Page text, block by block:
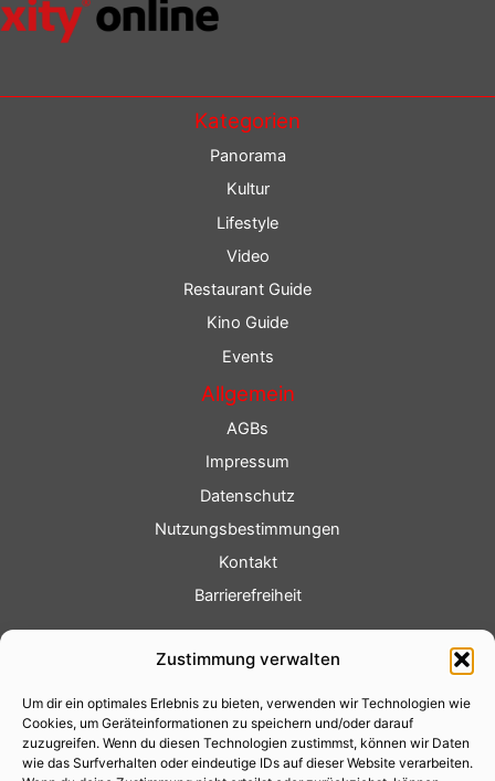
Zustimmung verwalten
Um dir ein optimales Erlebnis zu bieten, verwenden wir Technologien wie
Cookies, um Geräteinformationen zu speichern und/oder darauf
zuzugreifen. Wenn du diesen Technologien zustimmst, können wir Daten
wie das Surfverhalten oder eindeutige IDs auf dieser Website verarbeiten.
Kategorien
Panorama
Kultur
Lifestyle
Video
Restaurant Guide
Kino Guide
Events
Allgemein
AGBs
Impressum
Datenschutz
Nutzungsbestimmungen
Kontakt
Barrierefreiheit
Fotoservice
Videoservice
Werbung